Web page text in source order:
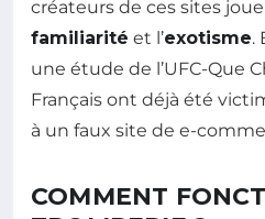
créateurs de ces sites
familiarité et l’exotisme.
une étude de l’UFC-Que
Français ont déjà été
à un faux site de e-
COMMENT